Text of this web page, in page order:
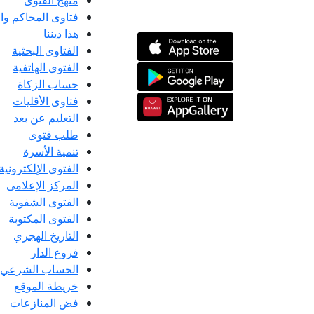
فتاوى المحاكم
هذا ديننا
الفتاوى البحثية
الفتوى الهاتفية
حساب الزكاة
فتاوى الأقليات
التعليم عن بعد
طلب فتوى
تنمية الأسرة
الفتوى الإلكترونية
المركز الإعلامى
الفتوى الشفوية
الفتوى المكتوبة
التاريخ الهجري
فروع الدار
الحساب الشرعي
خريطة الموقع
فض المنازعات